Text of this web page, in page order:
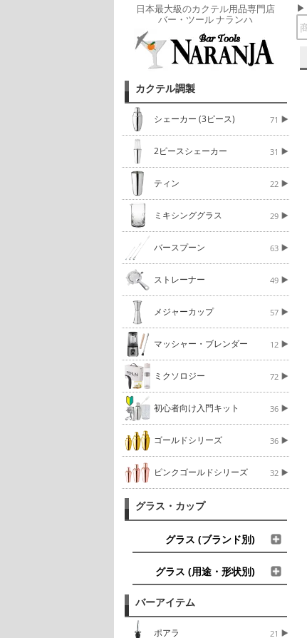
日本最大級のカクテル用品専門店
バー・ツール ナランハ
カクテル調製
シェーカー (3ピース) 71
2ピースシェーカー 31
ティン 22
ミキシンググラス 29
バースプーン 63
ストレーナー 49
メジャーカップ 57
マッシャー・ブレンダー 12
ミクソロジー 72
初心者向け入門キット 36
ゴールドシリーズ 36
ピンクゴールドシリーズ 32
グラス・カップ
グラス (ブランド別)
グラス (用途・形状別)
バーアイテム
ポアラ 21